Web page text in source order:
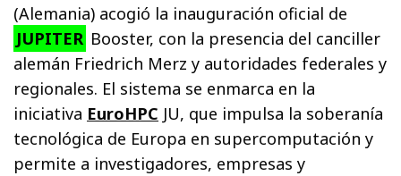
(Alemania) acogió la inauguración oficial de
JUPITER Booster, con la presencia del canciller
alemán Friedrich Merz y autoridades federales y
regionales. El sistema se enmarca en la
iniciativa EuroHPC JU, que impulsa la soberanía
tecnológica de Europa en supercomputación y
permite a investigadores, empresas y